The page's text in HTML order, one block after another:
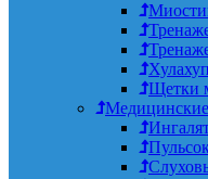
Щетки